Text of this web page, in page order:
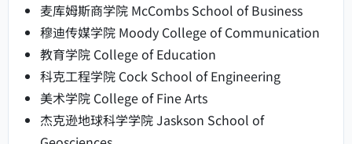
麦库姆斯商学院 McCombs School of Business
穆迪传媒学院 Moody College of Communication
教育学院 College of Education
科克工程学院 Cock School of Engineering
美术学院 College of Fine Arts
杰克逊地球科学学院 Jaskson School of